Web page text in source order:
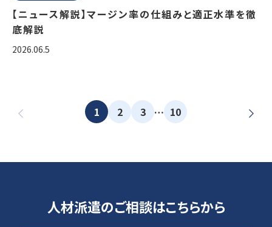
【ニュース解説】マージン率の仕組みと適正水準を徹
底解説
2026.06.5
1 2 3 … 10
人材派遣のご相談はこちらから